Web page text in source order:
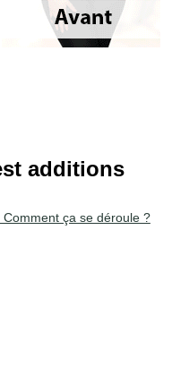
additions
ça se déroule ?